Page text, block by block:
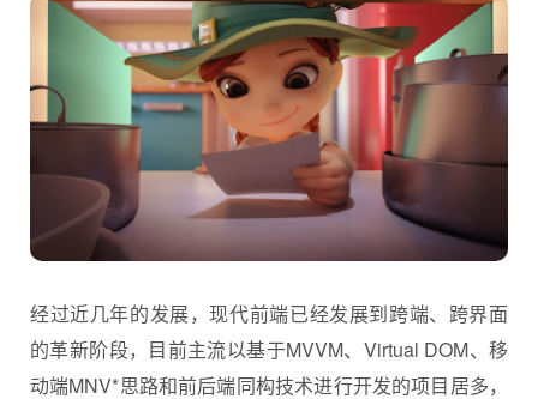
经过近几年的发展，现代前端已经发展到跨端、跨界面
的革新阶段，目前主流以基于MVVM、Virtual DOM、移
动端MNV*思路和前后端同构技术进行开发的项目居多，